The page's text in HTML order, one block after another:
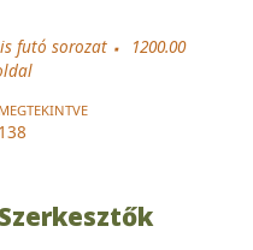
futó sorozat
1200.00
MEGTEKINTVE
138
Szerkesztők